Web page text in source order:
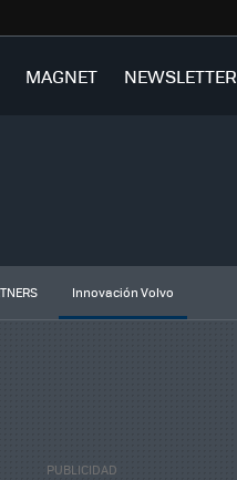
MAGNET NEWSLETTER
Innovación Volvo